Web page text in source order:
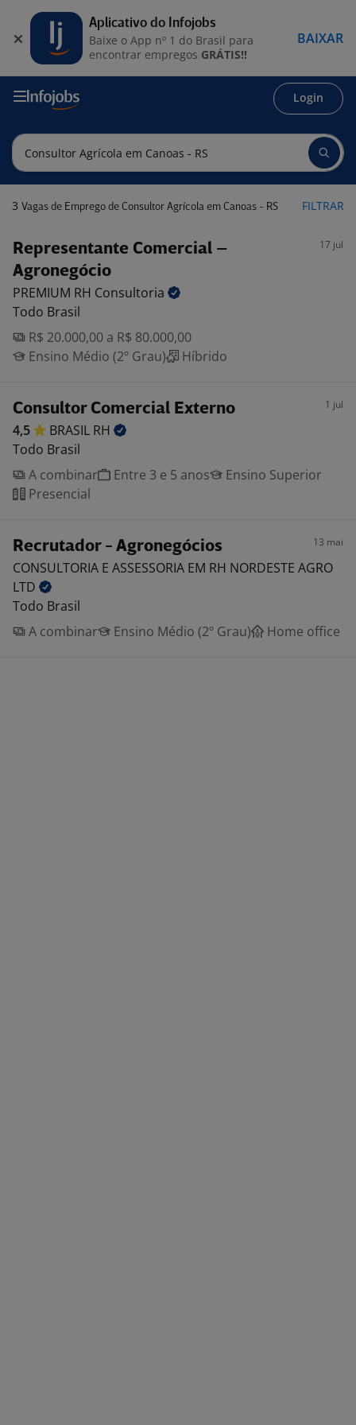
Login
3 Vagas de Emprego de Consultor Agrícola em Canoas - RS FILTRAR
Representante Comercial –
Agronegócio
17 jul
PREMIUM RH Consultoria
Todo Brasil
R$ 20.000,00 a R$ 80.000,00
Ensino Médio (2º Grau)
Híbrido
Consultor Comercial Externo 1 jul
4,5 BRASIL RH
Todo Brasil
A combinar
Entre 3 e 5 anos
Ensino Superior
Presencial
Recrutador - Agronegócios 13 mai
CONSULTORIA E ASSESSORIA EM RH NORDESTE AGRO
LTD
Todo Brasil
A combinar
Ensino Médio (2º Grau) Home office
Aplicativo do Infojobs
Baixe o App nº 1 do Brasil para
encontrar empregos GRÁTIS!!
BAIXAR